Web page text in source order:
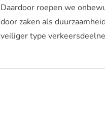
Daardoor roepen we
door zaken als
veiliger type